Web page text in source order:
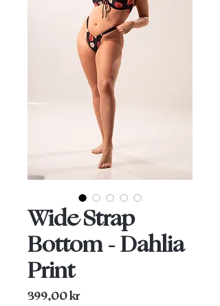
Wide Strap
Bottom - Dahlia
Print
399,00 krPris